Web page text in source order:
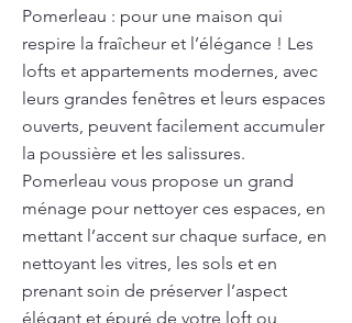
Pomerleau : pour une maison qui
respire la fraîcheur et l’élégance ! Les
lofts et appartements modernes, avec
leurs grandes fenêtres et leurs espaces
ouverts, peuvent facilement accumuler
la poussière et les salissures.
Pomerleau vous propose un grand
ménage pour nettoyer ces espaces, en
mettant l’accent sur chaque surface, en
nettoyant les vitres, les sols et en
prenant soin de préserver l’aspect
élégant et épuré de votre loft ou